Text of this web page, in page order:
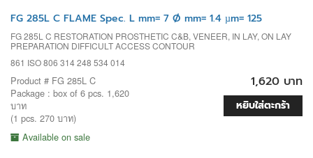
FG 285L C FLAME Spec. L mm= 7 Ø mm= 1.4 µm= 125
FG 285L C RESTORATION PROSTHETIC C&B, VENEER, IN LAY, ON LAY
PREPARATION DIFFICULT ACCESS CONTOUR
861 ISO 806 314 248 534 014
Product # FG 285L C
Package : box of 6 pcs. 1,620
บาท
(1 pcs. 270 บาท)
Available on sale
1,620 บาท
หยิบใส่ตะกร้า